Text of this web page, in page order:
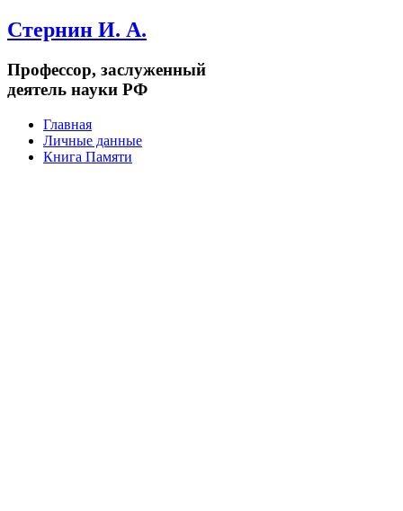
Стернин И. А.
Профессор, заслуженный
деятель науки РФ
Главная
Личные данные
Книга Памяти